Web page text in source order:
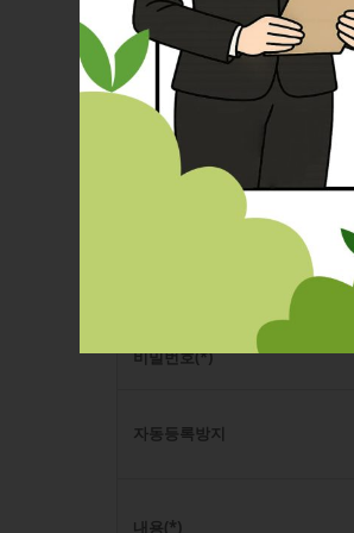
#경산수목장 # 영천수목장
비밀번호(*)
자동등록방지
내용(*)